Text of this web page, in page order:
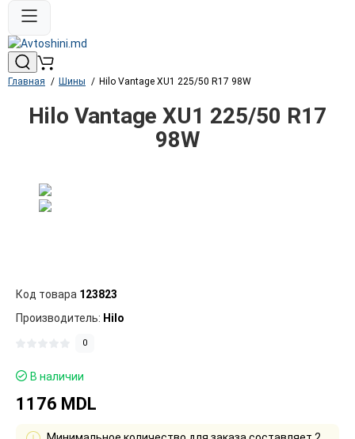
Главная Шины Hilo Vantage XU1 225/50 R17 98W
Hilo Vantage XU1 225/50 R17
98W
Код товара 123823
Производитель: Hilo
0
В наличии
1176 MDL